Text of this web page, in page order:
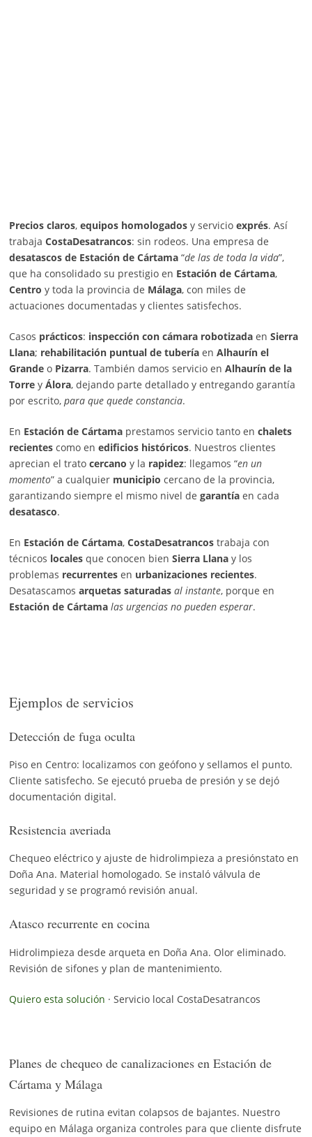
Precios claros, equipos homologadosy servicio exprés. Así
trabaja CostaDesatrancos: sin rodeos. Una empresa de
desatascos de Estación de Cártama“de las de toda la vida”,
que ha consolidado su prestigio en Estación de Cártama,
Centro y toda la provincia de Málaga, con miles de
actuaciones documentadas y clientes satisfechos.
Casos prácticos: inspección con cámara robotizadaen Sierra
Llana; rehabilitación puntual de tuberíaen Alhaurín el
Grandeo Pizarra. También damos servicio en Alhaurín de la
Torrey Álora, dejando parte detallado y entregando garantía
por escrito, para que quede constancia.
En Estación de Cártamaprestamos servicio tanto en chalets
recientescomo en edificios históricos. Nuestros clientes
aprecian el trato cercano y la rapidez: llegamos “en un
momento” a cualquier municipio cercano de la provincia,
garantizando siempre el mismo nivel de garantíaen cada
desatasco.
En Estación de Cártama, CostaDesatrancostrabaja con
técnicos localesque conocen bien Sierra Llanay los
problemas recurrentesen urbanizaciones recientes.
Desatascamos arquetas saturadas al instante, porque en
Estación de Cártama las urgencias no pueden esperar.
Ejemplos de servicios
Detección de fuga oculta
Piso en Centro: localizamos con geófono y sellamos el punto.
Cliente satisfecho. Se ejecutó prueba de presión y se dejó
documentación digital.
Resistencia averiada
Chequeo eléctrico y ajuste de hidrolimpieza a presiónstato en
Doña Ana. Material homologado. Se instaló válvula de
seguridad y se programó revisión anual.
Atasco recurrente en cocina
Hidrolimpieza desde arqueta en Doña Ana. Olor eliminado.
Revisión de sifones y plan de mantenimiento.
Quiero esta solución · Servicio local CostaDesatrancos
Planes de chequeo de canalizaciones en Estación de
Cártama y Málaga
Revisiones de rutina evitan colapsos de bajantes. Nuestro
equipo en Málaga organiza controles para que cliente disfrute